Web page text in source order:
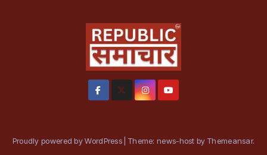
Proudly powered by WordPress Theme: news-host by Themeansar.